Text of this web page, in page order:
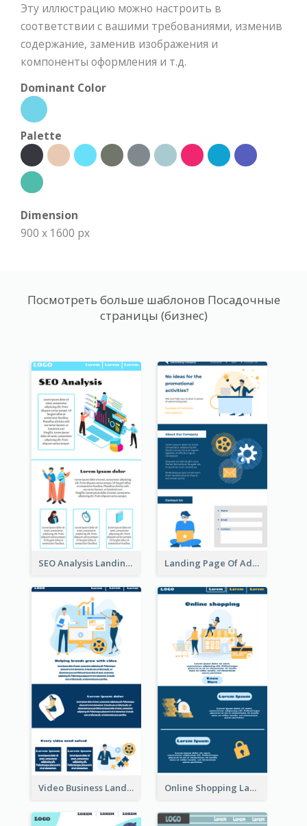
Эту иллюстрацию можно настроить в
соответствии с вашими требованиями, изменив
содержание, заменив изображения и
компоненты оформления и т.д.
Dominant Color
Palette
Dimension
900 x 1600 px
Посмотреть больше шаблонов Посадочные
страницы (бизнес)
SEO Analysis Landing Page Landing Page Of Advertising Company
Video Business Landing Page Online Shopping Landing Page